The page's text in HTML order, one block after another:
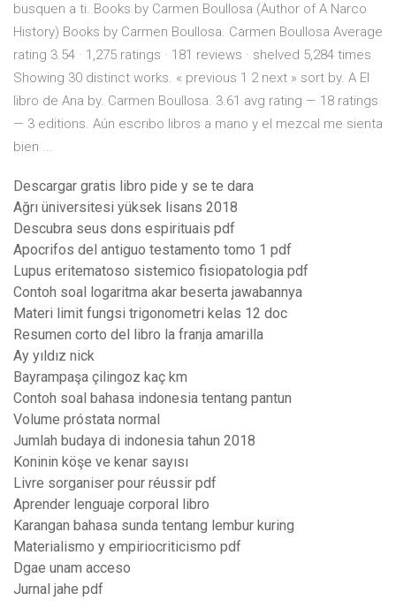
busquen a ti. Books by Carmen Boullosa (Author of A Narco
History) Books by Carmen Boullosa. Carmen Boullosa Average
rating 3.54 · 1,275 ratings · 181 reviews · shelved 5,284 times
Showing 30 distinct works. « previous 1 2 next » sort by. A El
libro de Ana by. Carmen Boullosa. 3.61 avg rating — 18 ratings
— 3 editions. Aún escribo libros a mano y el mezcal me sienta
bien ...
Descargar gratis libro pide y se te dara
Ağrı üniversitesi yüksek lisans 2018
Descubra seus dons espirituais pdf
Apocrifos del antiguo testamento tomo 1 pdf
Lupus eritematoso sistemico fisiopatologia pdf
Contoh soal logaritma akar beserta jawabannya
Materi limit fungsi trigonometri kelas 12 doc
Resumen corto del libro la franja amarilla
Ay yıldız nick
Bayrampaşa çilingoz kaç km
Contoh soal bahasa indonesia tentang pantun
Volume próstata normal
Jumlah budaya di indonesia tahun 2018
Koninin köşe ve kenar sayısı
Livre sorganiser pour réussir pdf
Aprender lenguaje corporal libro
Karangan bahasa sunda tentang lembur kuring
Materialismo y empiriocriticismo pdf
Dgae unam acceso
Jurnal jahe pdf